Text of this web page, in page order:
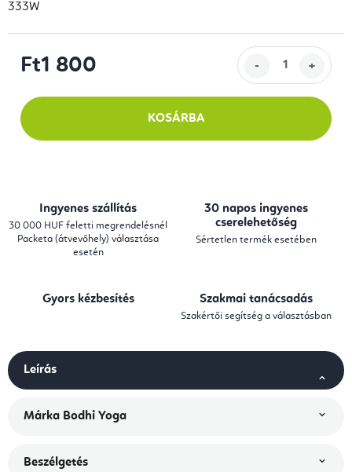
333W
Ft1 800
KOSÁRBA
Ingyenes szállítás
30 000 HUF feletti megrendelésnél
Packeta (átvevőhely) választása
esetén
30 napos ingyenes
cserelehetőség
Sértetlen termék esetében
Gyors kézbesítés Szakmai tanácsadás
Szakértői segítség a választásban
Leírás
Márka Bodhi Yoga
Beszélgetés